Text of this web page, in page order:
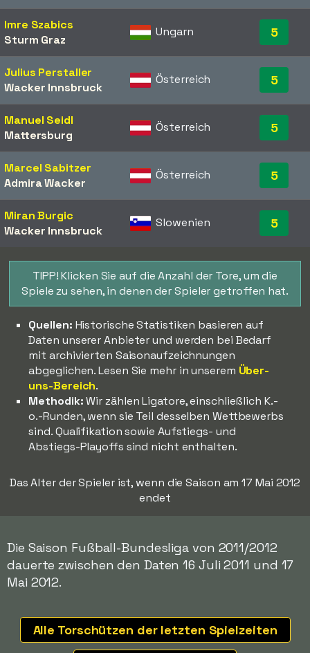
Imre Szabics
Sturm Graz
Ungarn 5
Julius Perstaller
Wacker Innsbruck
Österreich 5
Manuel Seidl
Mattersburg
Österreich 5
Marcel Sabitzer
Admira Wacker
Österreich 5
Miran Burgic
Wacker Innsbruck
Slowenien 5
TIPP! Klicken Sie auf die Anzahl der Tore, um die
Spiele zu sehen, in denen der Spieler getroffen hat.
Quellen: Historische Statistiken basieren auf
Daten unserer Anbieter und werden bei Bedarf
mit archivierten Saisonaufzeichnungen
abgeglichen. Lesen Sie mehr in unserem Über-
uns-Bereich.
Methodik:Wir zählen Ligatore, einschließlich K.-
o.-Runden, wenn sie Teil desselben Wettbewerbs
sind. Qualifikation sowie Aufstiegs- und
Abstiegs-Playoffs sind nicht enthalten.
Das Alter der Spieler ist, wenn die Saison am 17 Mai 2012
endet
Die Saison Fußball-Bundesliga von 2011/2012
dauerte zwischen den Daten 16 Juli 2011 und 17
Mai 2012.
Alle Torschützen der letzten Spielzeiten